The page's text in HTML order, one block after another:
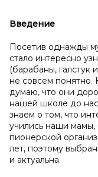
Введение
Посетив однажды
стало интересно
(барабаны, галстук
не совсем понятно.
думаю, что они
нашей школе до
знаем о том, что
учились наши мамы,
пионерской
лет, поэтому
и актуальна.